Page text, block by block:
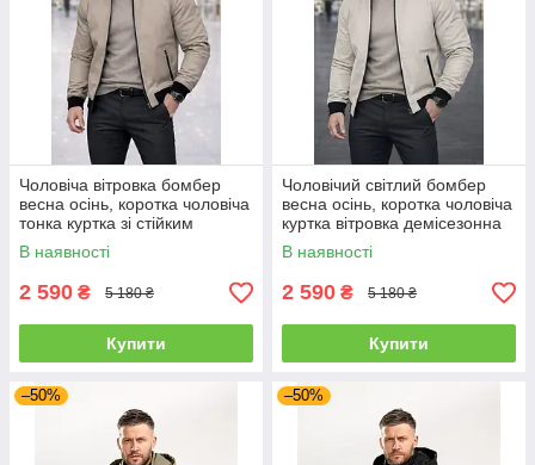
Чоловіча вітровка бомбер
весна осінь, коротка чоловіча
тонка куртка зі стійким
коміром
В наявності
2 590 ₴ 5 180 ₴
Купити
Чоловічий світлий бомбер
весна осінь, коротка чоловіча
куртка вітровка демісезонна
В наявності
2 590 ₴ 5 180 ₴
Купити
–50% –50%